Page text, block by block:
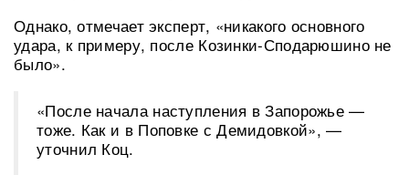
Однако, отмечает эксперт, «никакого основного
удара, к примеру, после Козинки-Сподарюшино не
было».
«После начала наступления в Запорожье —
тоже. Как и в Поповке с Демидовкой», —
уточнил Коц.